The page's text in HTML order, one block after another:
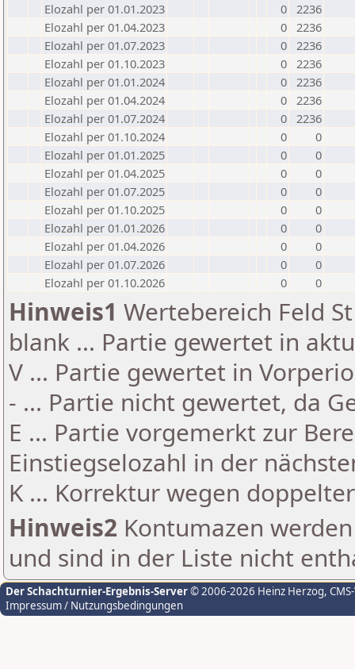
Elozahl per 01.01.2023
0 2236
Elozahl per 01.04.2023
0 2236
Elozahl per 01.07.2023
0 2236
Elozahl per 01.10.2023
0 2236
Elozahl per 01.01.2024
0 2236
Elozahl per 01.04.2024
0 2236
Elozahl per 01.07.2024
0 2236
Elozahl per 01.10.2024
0
0
Elozahl per 01.01.2025
0
0
Elozahl per 01.04.2025
0
0
Elozahl per 01.07.2025
0
0
Elozahl per 01.10.2025
0
0
Elozahl per 01.01.2026
0
0
Elozahl per 01.04.2026
0
0
Elozahl per 01.07.2026
0
0
Elozahl per 01.10.2026
0 0
Hinweis1 Wertebereich Feld
blank ... Partie gewertet in
V ... Partie gewertet in
- ... Partie nicht gewertet, da
E ... Partie vorgemerkt zur
Einstiegselozahl in der
K ... Korrektur wegen
Hinweis2 Kontumazen
und sind in der Liste nicht
Der Schachturnier-Ergebnis-Server© 2006-2026 Heinz Herzog,
Impressum / Nutzungsbedingungen